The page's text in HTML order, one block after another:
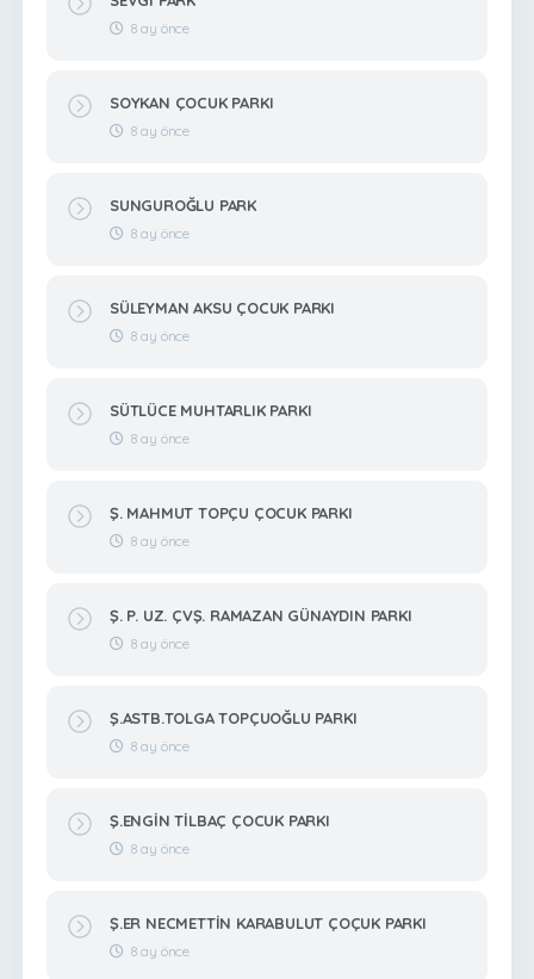
8 ay önce
SOYKAN ÇOCUK PARKI
8 ay önce
SUNGUROĞLU PARK
8 ay önce
SÜLEYMAN AKSU ÇOCUK PARKI
8 ay önce
SÜTLÜCE MUHTARLIK PARKI
8 ay önce
Ş. MAHMUT TOPÇU ÇOCUK PARKI
8 ay önce
Ş. P. UZ. ÇVŞ. RAMAZAN GÜNAYDIN PARKI
8 ay önce
Ş.ASTB.TOLGA TOPÇUOĞLU PARKI
8 ay önce
Ş.ENGİN TİLBAÇ ÇOCUK PARKI
8 ay önce
Ş.ER NECMETTİN KARABULUT ÇOÇUK PARKI
8 ay önce